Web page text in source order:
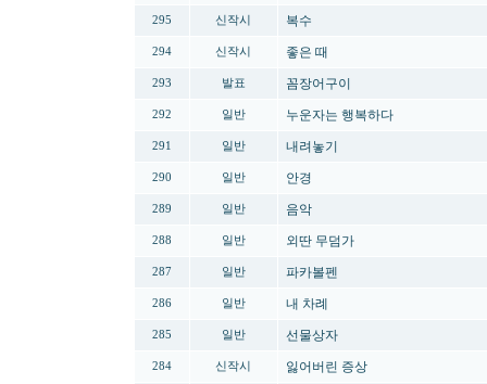
295 신작시 복수
294 신작시 좋은 때
293 발표 꼼장어구이
292 일반 누운자는 행복하다
291 일반 내려놓기
290 일반 안경
289 일반 음악
288 일반 외딴 무덤가
287 일반 파카볼펜
286 일반 내 차례
285 일반 선물상자
284 신작시 잃어버린 증상